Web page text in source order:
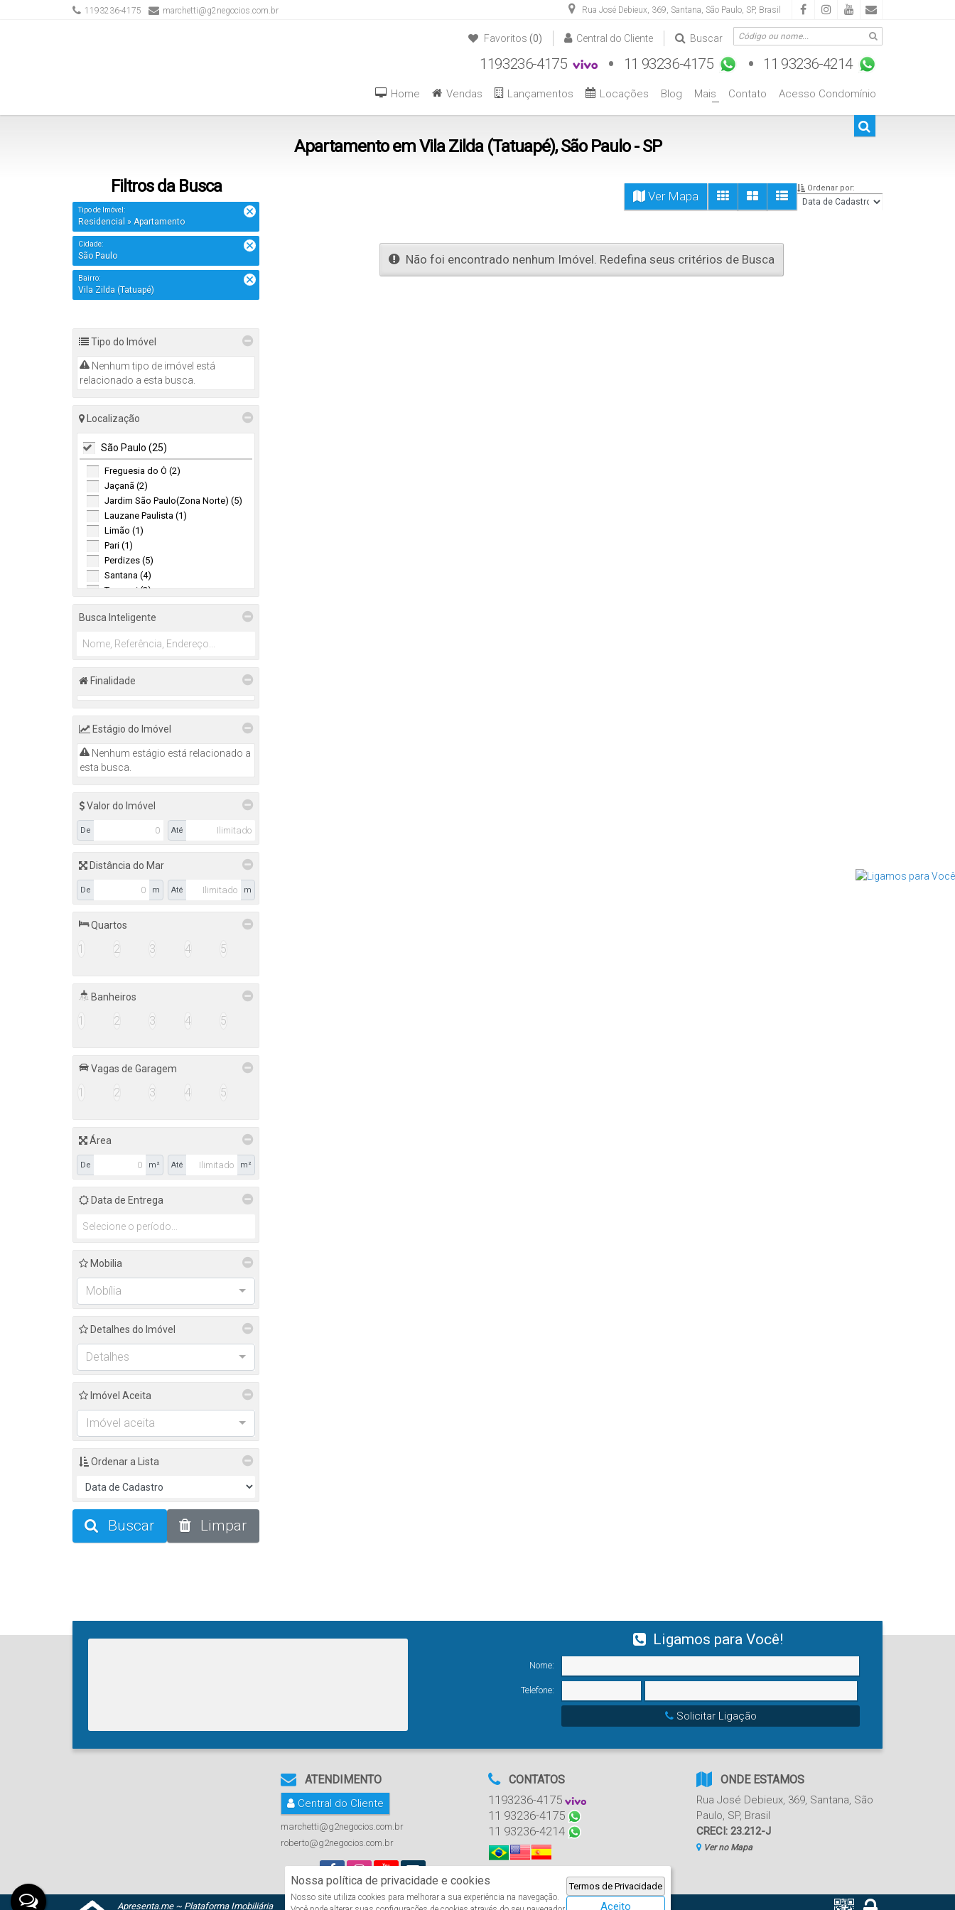
Rua José Debieux, 369, Santana, São Paulo, SP, Brasil
1193236-4175 marchetti@g2negocios.com.br
Buscar
Central do Cliente
Favoritos (0)
11 93236-4175 11 93236-4214
Acesso Condomínio
Contato
+
Mais
Blog
Locações
Lançamentos
Vendas
Home
Nossa política de privacidade e cookies
Nosso site utiliza cookies para melhorar a sua experiência na navegação.
Termos de Privacidade
Aceito
Apartamento em Vila Zilda (Tatuapé), São Paulo - SP
Filtros da Busca
Tipo de Imóvel:
Residencial » Apartamento
Cidade:
São Paulo
Bairro:
Vila Zilda (Tatuapé)
Tipo do Imóvel
Nenhum tipo de imóvel está
relacionado a esta busca.
Localização
São Paulo (25)
Freguesia do Ó (2)
Jaçanã (2)
Jardim São Paulo(Zona Norte) (5)
Lauzane Paulista (1)
Limão (1)
Pari (1)
Perdizes (5)
Santana (4)
Tucuruvi (2)
Vila Isolina Mazzei (1)
Vila Mariza Mazzei (1)
Busca Inteligente
Finalidade
Estágio do Imóvel
Nenhum estágio está relacionado a
esta busca.
Valor do Imóvel
De Até
Distância do Mar
De m Até m
Quartos
1 2 3 4 5
Banheiros
1 2 3 4 5
Vagas de Garagem
1 2 3 4 5
Área
De m² Até m²
Data de Entrega
Mobilia
Mobília
Detalhes do Imóvel
Detalhes
Imóvel Aceita
Imóvel aceita
Ordenar a Lista
Buscar Limpar
Ver Mapa
Ordenar por:
Não foi encontrado nenhum Imóvel. Redefina seus critérios de Busca
Ligamos para Você!
Nome:
Telefone:
Solicitar Ligação
ATENDIMENTO
Central do Cliente
marchetti@g2negocios.com.br
roberto@g2negocios.com.br
CONTATOS
1193236-4175
11 93236-4175
11 93236-4214
ONDE ESTAMOS
Rua José Debieux, 369, Santana, São
Paulo, SP, Brasil
CRECI: 23.212-J
Ver no Mapa
Apresenta.me ~ Plataforma Imobiliária Marchetti Imóveis